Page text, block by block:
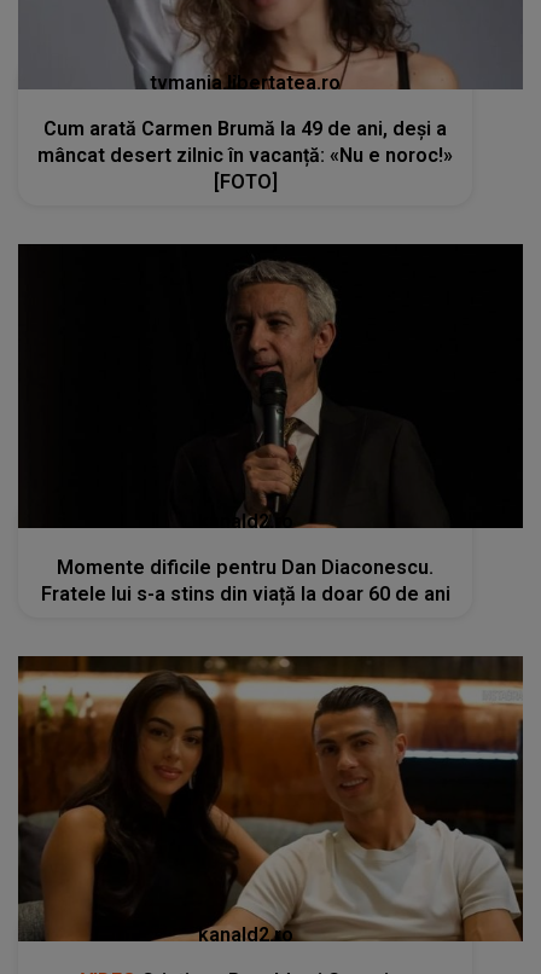
tvmania.libertatea.ro
Cum arată Carmen Brumă la 49 de ani, deși a
mâncat desert zilnic în vacanță: «Nu e noroc!»
[FOTO]
kanald2.ro
Momente dificile pentru Dan Diaconescu.
Fratele lui s-a stins din viață la doar 60 de ani
kanald2.ro